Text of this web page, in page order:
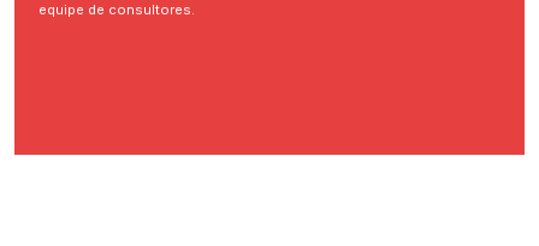
equipe de consultores.